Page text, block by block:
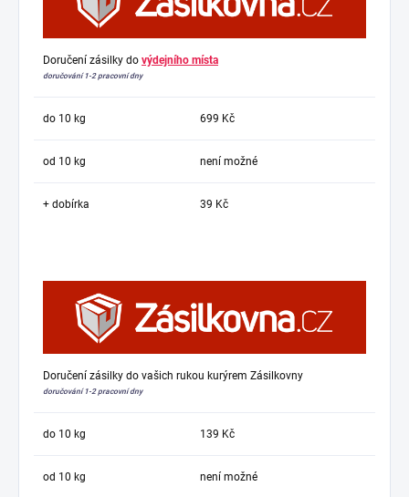
Doručení zásilky do výdejního místa
doručování 1-2 pracovní dny
do 10 kg 699 Kč
od 10 kg není možné
+ dobírka 39 Kč
Doručení zásilky do vašich rukou kurýrem Zásilkovny
doručování 1-2 pracovní dny
do 10 kg 139 Kč
od 10 kg není možné